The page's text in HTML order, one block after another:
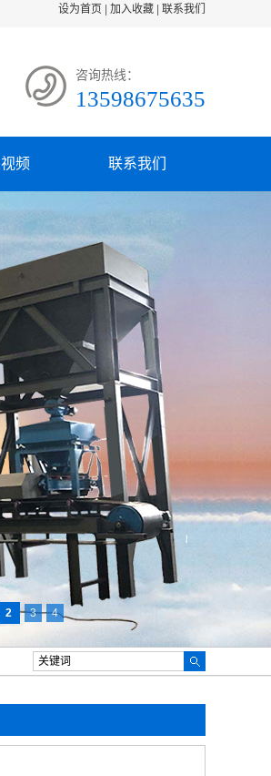
设为首页 加入收藏 联系我们
咨询热线：
13598675635
频 联系我们
2 3 4